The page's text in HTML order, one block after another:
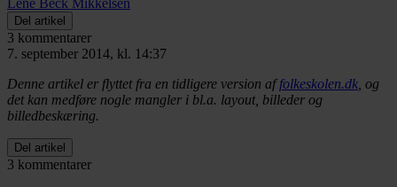
Lene Beck Mikkelsen
Del artikel
3 kommentarer
7. september 2014, kl. 14:37
Denne artikel er flyttet fra en tidligere version affolkeskolen.dk, og
det kan medføre nogle mangler i bl.a. layout, billeder og
billedbeskæring.
Del artikel
3 kommentarer